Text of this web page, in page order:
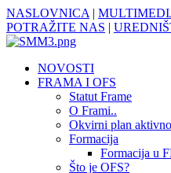
NASLOVNICA |
POTRAŽITE NAS |
NOVOSTI
FRAMA I OFS
Statut Frame
O Frami..
Okvirni plan
Formacija
Formacija u
Što je OFS?